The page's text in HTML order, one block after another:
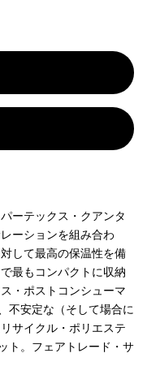
ーテックス・クアンタ
ーションを組み合わ
して最高の保温性を備
最もコンパクトに収納
・ポストコンシューマ
不安定な（そして場合に
サイクル・ポリエステ
ト。フェアトレード・サ